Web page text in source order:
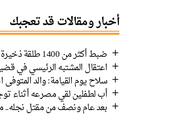
أخبار ومقالات قد تعجبك
ضبط أكثر من 1400 طلقة ذخيرة وأسلحة وأموال في رهط واعتقال 8 مشتبهين
اعتقال المشتبه الرئيسي في
سلاح يوم القيامة: والد
أب لطفلين لقي مصرعه أثناء
بعد عام ونصف من مقتل نجله..